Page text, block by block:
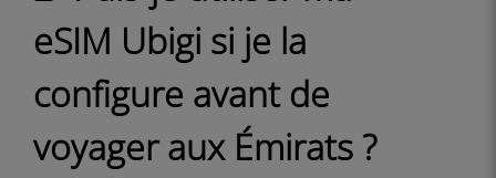
eSIM Ubigi si je la
configure avant de
voyager aux Émirats ?